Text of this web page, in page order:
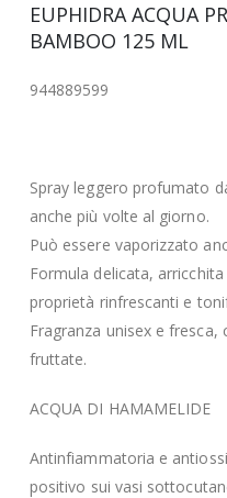
EUPHIDRA ACQUA
BAMBOO 125 ML
944889599
Spray leggero profumato
anche più volte al giorno.
Può essere vaporizzato
Formula delicata,
proprietà rinfrescanti e
Fragranza unisex e
fruttate.
ACQUA DI HAMAMELIDE
Antinfiammatoria e
positivo sui vasi